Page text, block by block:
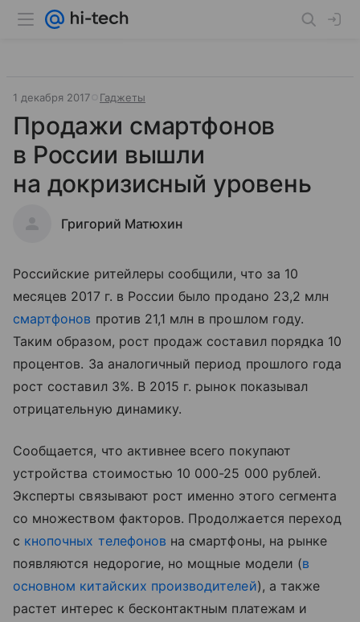
1 декабря 2017 Гаджеты
Продажи смартфонов
в России вышли
на докризисный уровень
Григорий Матюхин
Российские ритейлеры сообщили, что за 10
месяцев 2017 г. в России было продано 23,2 млн
смартфонов против 21,1 млн в прошлом году.
Таким образом, рост продаж составил порядка 10
процентов. За аналогичный период прошлого года
рост составил 3%. В 2015 г. рынок показывал
отрицательную динамику.
Сообщается, что активнее всего покупают
устройства стоимостью 10 000-25 000 рублей.
Эксперты связывают рост именно этого сегмента
со множеством факторов. Продолжается переход
с кнопочных телефонов на смартфоны, на рынке
появляются недорогие, но мощные модели (в
основном китайских производителей), а также
растет интерес к бесконтактным платежам и